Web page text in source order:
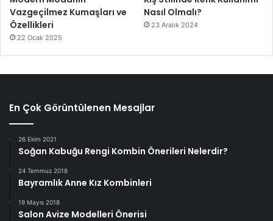
Vazgeçilmez Kumaşları ve
Özellikleri
22 Ocak 2025
Nasıl Olmalı?
23 Aralık 2024
En Çok Görüntülenen Mesajlar
26 Ekim 2021
Soğan Kabuğu Rengi Kombin Önerileri Nelerdir?
24 Temmuz 2018
Bayramlık Anne Kız Kombinleri
19 Mayıs 2018
Salon Avize Modelleri Önerisi